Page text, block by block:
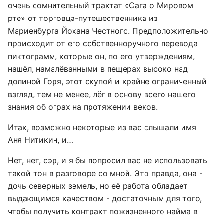
очень сомнительный трактат «Сага о Мировом
рте» от торговца-путешественника из
Мариенбурга Йохана Честного. Предположительно
происходит от его собственноручного перевода
пиктограмм, которые он, по его утверждениям,
нашёл, намалёванными в пещерах высоко над
долиной Горя, этот скупой и крайне ограниченный
взгляд, тем не менее, лёг в основу всего нашего
знания об ограх на протяжении веков.
Итак, возможно некоторые из вас слышали имя
Аня Нитикин, и…
Нет, нет, сэр, и я бы попросил вас не использовать
такой тон в разговоре со мной. Это правда, она -
дочь северных земель, но её работа обладает
выдающимся качеством - достаточным для того,
чтобы получить контракт пожизненного найма в